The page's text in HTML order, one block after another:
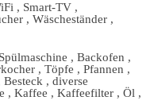
, Smart-TV ,
, Wäscheständer ,
, Backofen ,
, Töpfe , Pfannen ,
Besteck , diverse
, Kaffee , Kaffeefilter , Öl ,